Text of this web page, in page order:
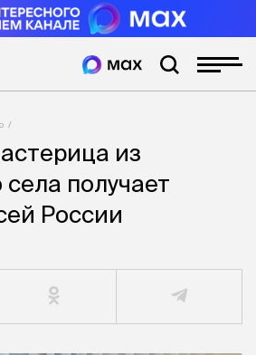
из
получает
России